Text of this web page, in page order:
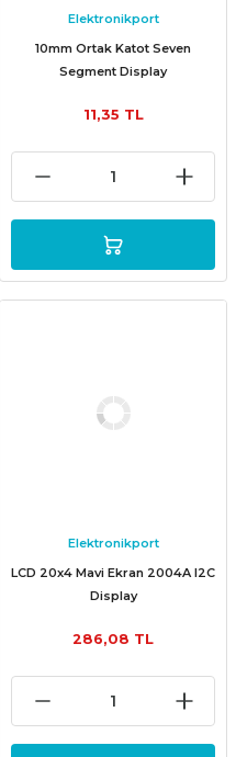
Elektronikport
10mm Ortak Katot Seven
Segment Display
11,35 TL
Elektronikport
LCD 20x4 Mavi Ekran 2004A I2C
Display
286,08 TL